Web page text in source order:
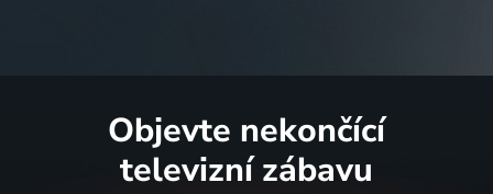
Objevte nekončící
televizní zábavu